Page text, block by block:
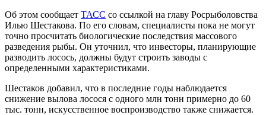
Об этом сообщает ТАСС со ссылкой на главу Росрыболовства
Илью Шестакова. По его словам, специалисты пока не могут
точно просчитать биологические последствия массового
разведения рыбы. Он уточнил, что инвесторы, планирующие
разводить лосось, должны будут строить заводы с
определенными характеристиками.
Шестаков добавил, что в последние годы наблюдается
снижение вылова лосося с одного млн тонн примерно до 60
тыс. тонн, искусственное воспроизводство также снижается.